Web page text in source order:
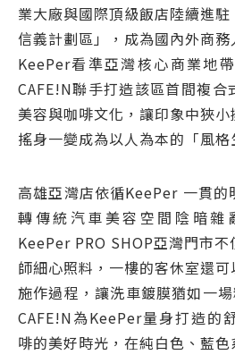
業大廠與國際頂級飯店陸續進
信義計劃區」，成為國內外商務
KeePer看準亞灣核心商業地
CAFE!N聯手打造該區首間複
美容與咖啡文化，讓印象中狹小
搖身一變成為以人為本的「風格
高雄亞灣店依循KeePer 一貫
轉傳統汽車美容空間陰暗雜
KeePer PRO SHOP亞灣門市
師細心照料，一樓的客休室還
施作過程，讓洗車鍍膜猶如一
CAFE!N為KeePer量身打造的
啡的美好時光，在純白色、藍